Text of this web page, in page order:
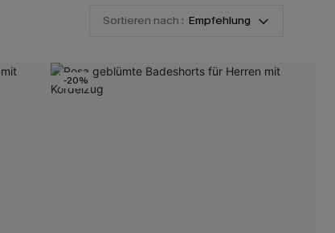
Sortieren nach : Empfehlung
-20%